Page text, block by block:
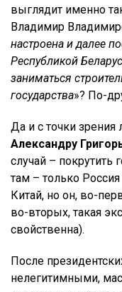
выглядит именно
Владимир
настроена и далее
Республикой
заниматься
государства»? По-
Да и с точки зрения
Александру
случай – покрутить
там – только
Китай, но он, во-
во-вторых, такая
свойственна).
После
нелегитимными,